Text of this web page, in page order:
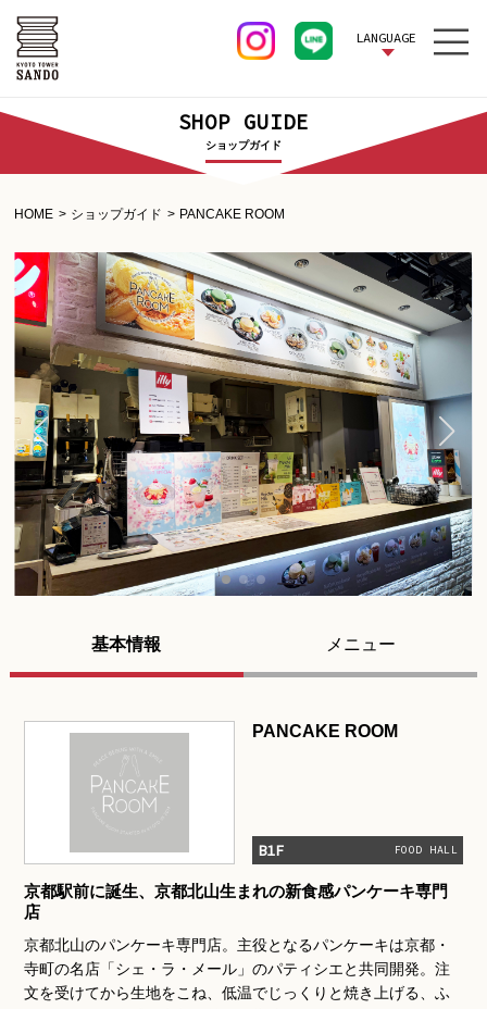
LANGUAGE
SHOP GUIDE
ショップガイド
HOME ショップガイド PANCAKE ROOM
基本情報 メニュー
PANCAKE ROOM
B1F FOOD HALL
京都駅前に誕生、京都北山生まれの新食感パンケーキ専門
店
京都北山のパンケーキ専門店。主役となるパンケーキは京都・
寺町の名店「シェ・ラ・メール」のパティシエと共同開発。注
文を受けてから生地をこね、低温でじっくりと焼き上げる、ふ